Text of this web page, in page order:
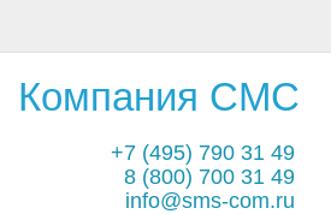
Компания СМС
+7 (495) 790 31 49
8 (800) 700 31 49
info@sms-com.ru